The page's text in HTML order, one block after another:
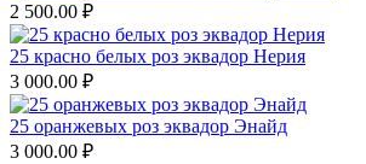
2 500.00 ₽
25 красно белых роз эквадор Нерия
3 000.00 ₽
25 оранжевых роз эквадор Энайд
3 000.00 ₽